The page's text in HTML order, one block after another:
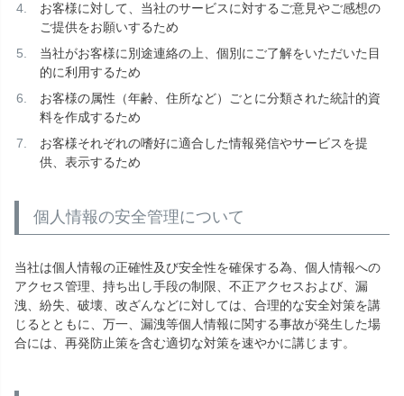
お客様に対して、当社のサービスに対するご意見やご感想の
ご提供をお願いするため
当社がお客様に別途連絡の上、個別にご了解をいただいた目
的に利用するため
お客様の属性（年齢、住所など）ごとに分類された統計的資
料を作成するため
お客様それぞれの嗜好に適合した情報発信やサービスを提
供、表示するため
個人情報の安全管理について
当社は個人情報の正確性及び安全性を確保する為、個人情報への
アクセス管理、持ち出し手段の制限、不正アクセスおよび、漏
洩、紛失、破壊、改ざんなどに対しては、合理的な安全対策を講
じるとともに、万一、漏洩等個人情報に関する事故が発生した場
合には、再発防止策を含む適切な対策を速やかに講じます。